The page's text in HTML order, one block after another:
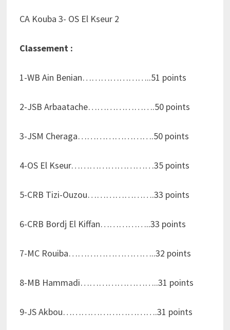
CA Kouba 3- OS El Kseur 2
Classement :
1-WB Ain Benian…………………..51 points
2-JSB Arbaatache………………….50 points
3-JSM Cheraga…………………….50 points
4-OS El Kseur………………………35 points
5-CRB Tizi-Ouzou………………….33 points
6-CRB Bordj El Kiffan……………..33 points
7-MC Rouiba………………………..32 points
8-MB Hammadi……………………..31 points
9-JS Akbou………………………….31 points